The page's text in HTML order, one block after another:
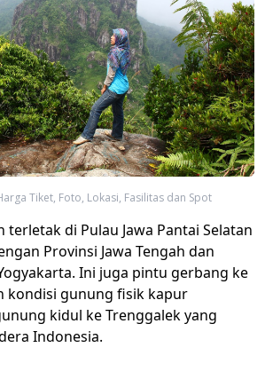
Tiket, Foto, Lokasi, Fasilitas dan Spot
terletak di Pulau Jawa Pantai Selatan
Provinsi Jawa Tengah dan
Ini juga pintu gerbang ke
kondisi gunung fisik kapur
kidul ke Trenggalek yang
Indonesia.